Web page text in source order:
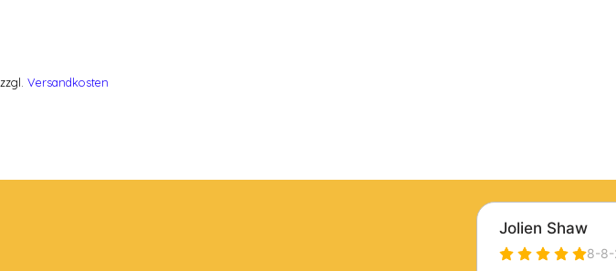
zzgl. Versandkosten